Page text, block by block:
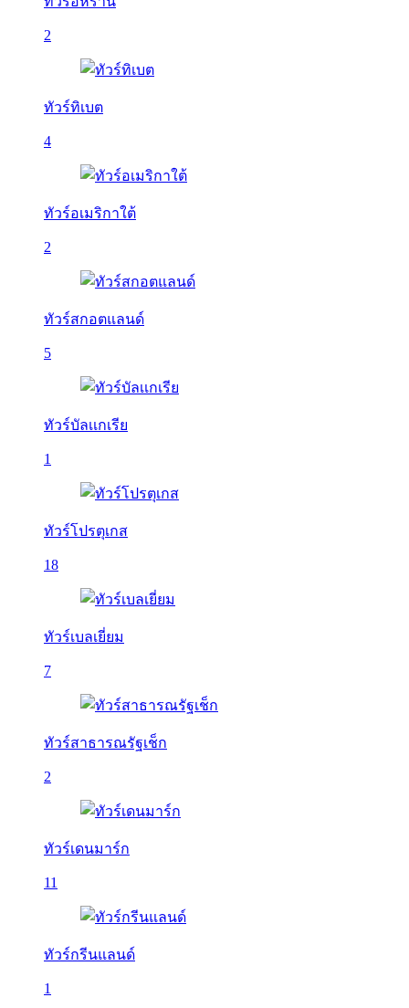
2
ทัวร์ทิเบต
4
ทัวร์อเมริกาใต้
2
ทัวร์สกอตแลนด์
5
ทัวร์บัลเเกเรีย
1
ทัวร์โปรตุเกส
18
ทัวร์เบลเยี่ยม
7
ทัวร์สาธารณรัฐเช็ก
2
ทัวร์เดนมาร์ก
11
ทัวร์กรีนแลนด์
1